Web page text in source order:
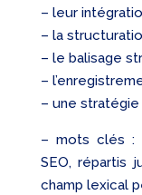
– leur
– la
– le balisage
–
– une
– mots clés :
SEO, répartis
champ lexical